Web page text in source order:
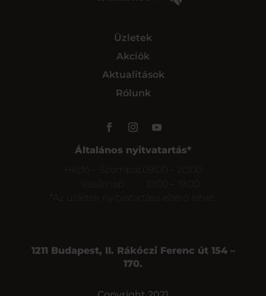
Üzletek
Akciók
Aktualitások
Rólunk
Általános nyitvatartás*
Hétfő – Szombat
*Az üzletek nyitvatartása eltérő lehet.
1211 Budapest, II. Rákóczi Ferenc út 154 –
170.